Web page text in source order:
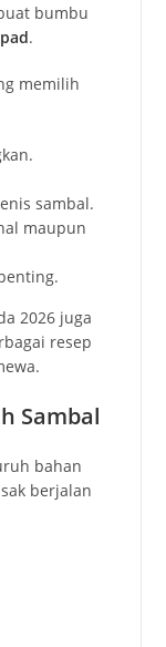
bumbu
.
memilih
sambal.
maupun
2026 juga
resep
Sambal
bahan
berjalan